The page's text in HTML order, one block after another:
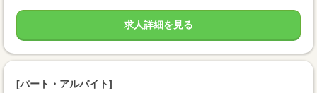
求人詳細を見る
[パート・アルバイト]